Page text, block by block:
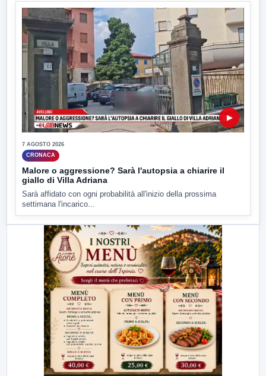
▶
7 AGOSTO 2026
CRONACA
Malore o aggressione? Sarà l'autopsia a chiarire il
giallo di Villa Adriana
Sarà affidato con ogni probabilità all'inizio della prossima
settimana l'incarico...